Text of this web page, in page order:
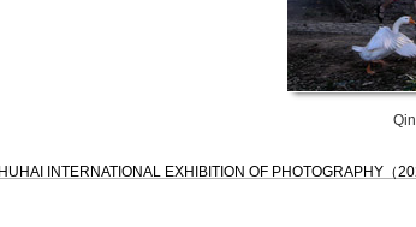
INTERNATIONAL EXHIBITION OF PHOTOGRAPHY（